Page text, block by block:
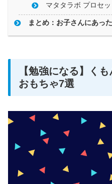
マタタラボ プロセッ
まとめ：お子さんにあっ
【勉強になる】く
おもちゃ7選